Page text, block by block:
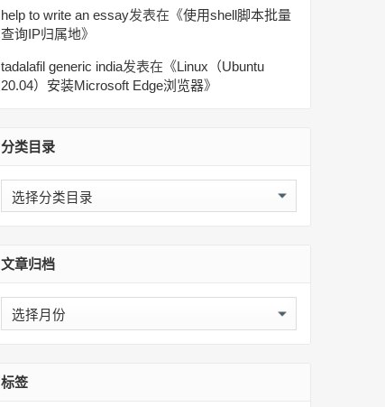
help to write an essay发表在《使用shell脚本批量
查询IP归属地》
tadalafil generic india发表在《Linux（Ubuntu
20.04）安装Microsoft Edge浏览器》
分类目录
分
类
文章归档
文
章
标签